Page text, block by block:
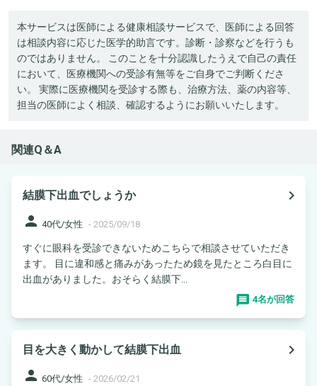
本サービスは医師による健康相談サービスで、医師による回答
は相談内容に応じた医学的助言です。診断・診察などを行うも
のではありません。 このことを十分認識したうえで自己の責任
において、医療機関への受診有無等をご自身でご判断くださ
い。 実際に医療機関を受診する際も、治療方法、薬の内容等、
担当の医師によく相談、確認するようにお願いいたします。
関連Q＆A
結膜下出血でしょうか
navigate_next
person 40代/女性 - 2025/09/18
すぐに眼科を受診できないためこちらで相談させていただき
ます。 目に違和感と痛みがあったため鏡を見たところ白目に
出血がありました。おそらく結膜下...
4名が回答
目を大きく動かして結膜下出血
navigate_next
person 60代/女性 - 2026/02/21